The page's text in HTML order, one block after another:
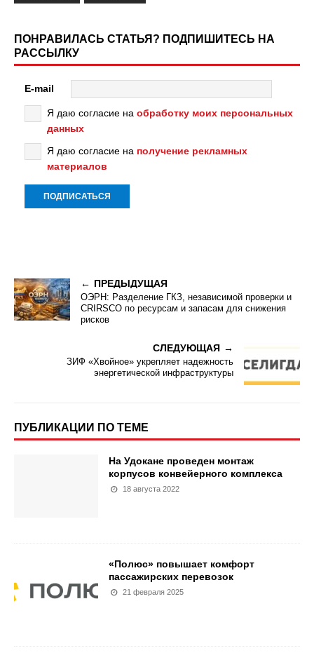
ПОНРАВИЛАСЬ СТАТЬЯ? ПОДПИШИТЕСЬ НА
РАССЫЛКУ
E-mail
Я даю согласие на обработку моих персональных
данных
Я даю согласие на получение рекламных
материалов
ПРЕДЫДУЩАЯ
ОЭРН: Разделение ГКЗ, независимой проверки и
CRIRSCO по ресурсам и запасам для снижения
рисков
СЛЕДУЮЩАЯ
ЗИФ «Хвойное» укрепляет надежность
энергетической инфраструктуры
ПУБЛИКАЦИИ ПО ТЕМЕ
На Удокане проведен монтаж
корпусов конвейерного комплекса
18 августа 2022
«Полюс» повышает комфорт
пассажирских перевозок
21 февраля 2025